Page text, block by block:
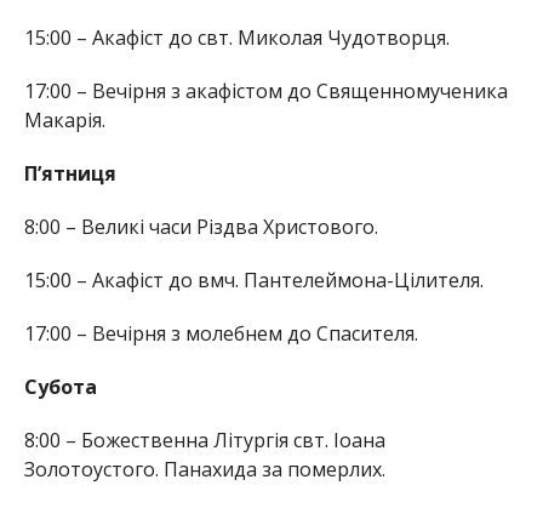
15:00 – Акафіст до свт. Миколая Чудотворця.
17:00 – Вечірня з акафістом до Священномученика
Макарія.
П’ятниця
8:00 – Великі часи Різдва Христового.
15:00 – Акафіст до вмч. Пантелеймона-Цілителя.
17:00 – Вечірня з молебнем до Спасителя.
Субота
8:00 – Божественна Літургія свт. Іоана
Золотоустого. Панахида за померлих.